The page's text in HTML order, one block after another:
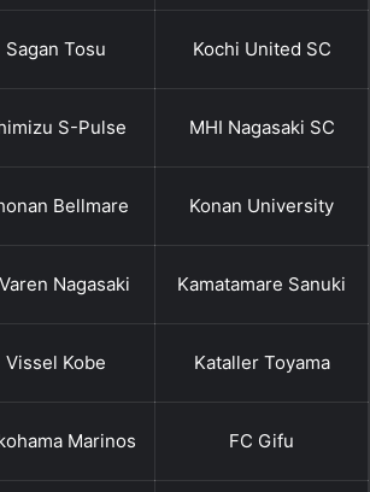
Sagan Tosu Kochi United SC
S-Pulse MHI Nagasaki SC
Bellmare Konan University
Nagasaki Kamatamare Sanuki
Vissel Kobe Kataller Toyama
Marinos FC Gifu